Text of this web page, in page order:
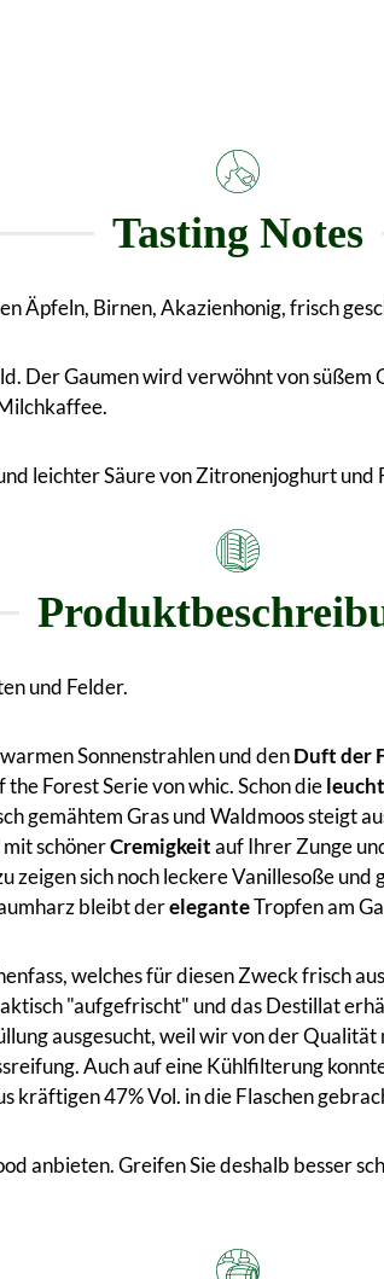
Tasting Notes
Äpfeln, Birnen, Akazienhonig, frisch
Der Gaumen wird verwöhnt von
leichter Säure von Zitronenjoghurt und
und Felder.
Sonnenstrahlen und denDuft der
Forest Serie von whic. Schon die
gemähtem Gras und Waldmoos steigt
schönerCremigkeitauf Ihrer Zunge
sich noch leckere Vanillesoße
bleibt dereleganteTropfen am
welches für diesen Zweck frisch
"aufgefrischt" und das Destillat
ausgesucht, weil wir von der
Auch auf eine Kühlfilterung
47% Vol. in die Flaschen
anbieten. Greifen Sie deshalb besser